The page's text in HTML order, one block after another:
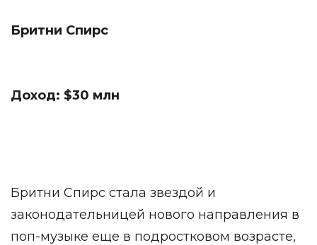
Бритни Спирс
Доход: $30 млн
Бритни Спирс стала звездой и
законодательницей нового направления в
поп-музыке еще в подростковом возрасте,